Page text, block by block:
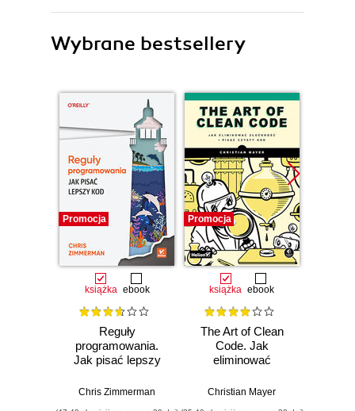
Wybrane bestsellery
Promocja
książka ebook
Reguły
programowania.
Jak pisać lepszy
Chris Zimmerman
Promocja
książka ebook
The Art of Clean
Code. Jak
eliminować
czysty kod
Christian Mayer